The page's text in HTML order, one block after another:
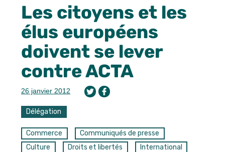
Les citoyens et les
élus européens
doivent se lever
contre ACTA
26 janvier 2012
Délégation
Commerce
Communiqués de presse
Culture
Droits et libertés
International